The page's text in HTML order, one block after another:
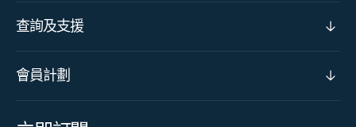
查詢及支援
會員計劃